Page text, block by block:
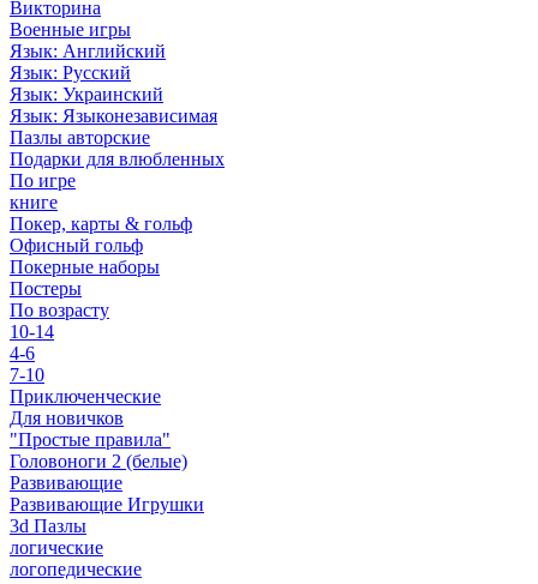
Викторина
Военные игры
Язык: Английский
Язык: Русский
Язык: Украинский
Язык: Языконезависимая
Пазлы авторские
Подарки для влюбленных
По игре
книге
Покер, карты & гольф
Офисный гольф
Покерные наборы
Постеры
По возрасту
10-14
4-6
7-10
Приключенческие
Для новичков
"Простые правила"
Головоноги 2 (белые)
Развивающие
Развивающие Игрушки
3d Пазлы
логические
логопедические